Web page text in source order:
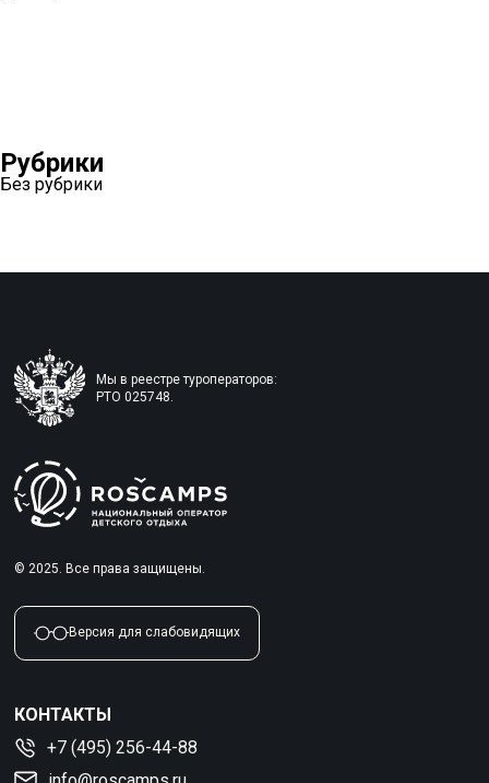
Рубрики
Без рубрики
Мы в реестре туроператоров:
РТО 025748.
© 2025. Все права защищены.
Версия для слабовидящих
КОНТАКТЫ
+7 (495) 256-44-88